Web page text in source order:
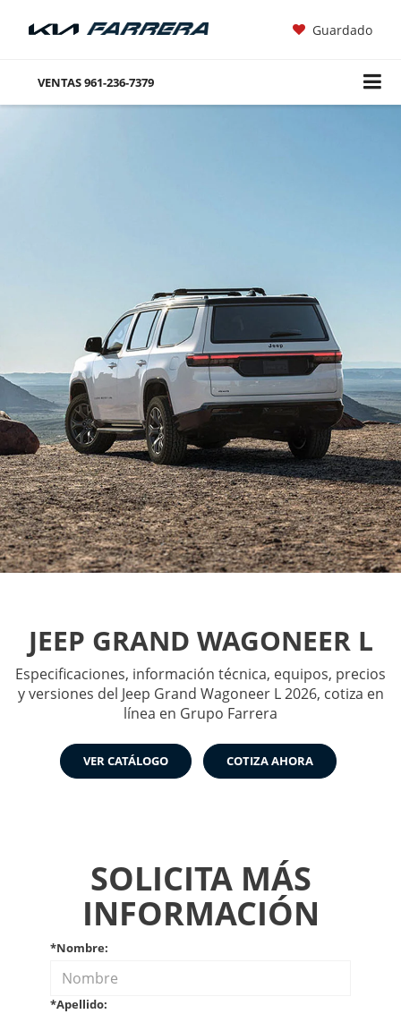
Guardado
VENTAS961-236-7379
JEEP GRAND WAGONEER L
Especificaciones, información técnica, equipos, precios
y versiones del Jeep Grand Wagoneer L 2026, cotiza en
línea en Grupo Farrera
VER CATÁLOGO COTIZA AHORA
SOLICITA MÁS
INFORMACIÓN
*Nombre:
*Apellido: